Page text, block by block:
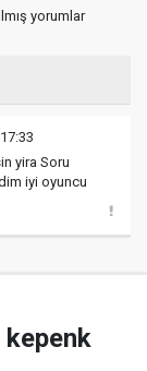
yorumlar
yira Soru
iyi oyuncu
kepenk